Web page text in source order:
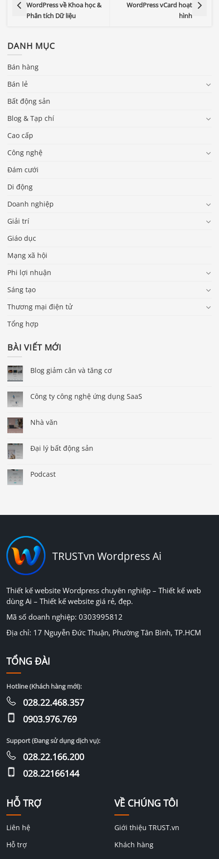
WordPress về Khoa học &
Phân tích Dữ liệu
WordPress vCard hoạt
hình
DANH MỤC
Bán hàng
Bán lẻ
Bất động sản
Blog & Tạp chí
Cao cấp
Công nghệ
Đám cưới
Di động
Doanh nghiệp
Giải trí
Giáo dục
Mạng xã hội
Phi lợi nhuận
Sáng tạo
Thương mại điện tử
Tổng hợp
BÀI VIẾT MỚI
Blog giảm cân và tăng cơ
Công ty công nghệ ứng dụng SaaS
Nhà văn
Đại lý bất động sản
Podcast
TRUSTvn Wordpress Ai
Thiết kế website Wordpress chuyên nghiệp – Thiết kế web
dùng Ai – Thiết kế website giá rẻ, đẹp.
Mã số doanh nghiệp: 0303995812
Địa chỉ: 17 Nguyễn Đức Thuận, Phường Tân Bình, TP.HCM
HỖ TRỢ
Liên hệ
Hỗ trợ
VỀ CHÚNG TÔI
Giới thiệu TRUST.vn
Khách hàng
TỔNG ĐÀI
Hotline (Khách hàng mới):
028.22.468.357
0903.976.769
Support (Đang sử dụng dịch vụ):
028.22.166.200
028.22166144